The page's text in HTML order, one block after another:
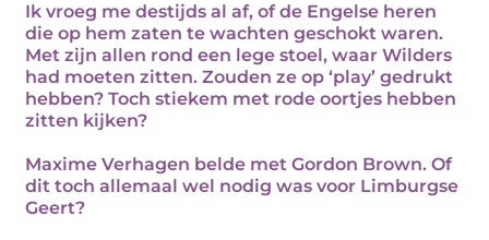
Ik vroeg me destijds al af, of de Engelse heren
die op hem zaten te wachten geschokt waren.
Met zijn allen rond een lege stoel, waar Wilders
had moeten zitten. Zouden ze op ‘play’ gedrukt
hebben? Toch stiekem met rode oortjes hebben
zitten kijken?
Maxime Verhagen belde met Gordon Brown. Of
dit toch allemaal wel nodig was voor Limburgse
Geert?